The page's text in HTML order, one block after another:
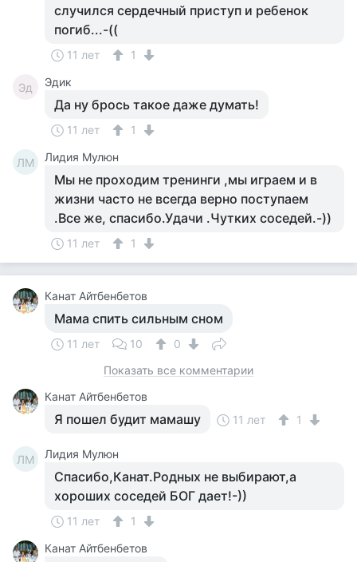
случился сердечный приступ и ребенок
погиб...-((
11 лет 1
Эд Эдик
Да ну брось такое даже думать!
11 лет 1
ЛМ Лидия Мулюн
Мы не проходим тренинги ,мы играем и в
жизни часто не всегда верно поступаем
.Все же, спасибо.Удачи .Чутких соседей.-))
11 лет 1
Канат Айтбенбетов
Мама спить сильным сном
11 лет 10
0
Показать все комментарии
Канат Айтбенбетов
Я пошел будит мамашу 11 лет 1
ЛМ Лидия Мулюн
Спасибо,Канат.Родных не выбирают,а
хороших соседей БОГ дает!-))
11 лет
1
Канат Айтбенбетов